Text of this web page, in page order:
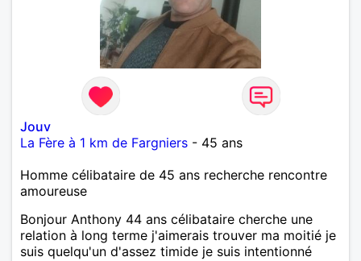
Jouv
La Fère à 1 km de Fargniers - 45 ans
Homme célibataire de 45 ans recherche rencontre
amoureuse
Bonjour Anthony 44 ans célibataire cherche une
relation à long terme j'aimerais trouver ma moitié je
suis quelqu'un d'assez timide je suis intentionné